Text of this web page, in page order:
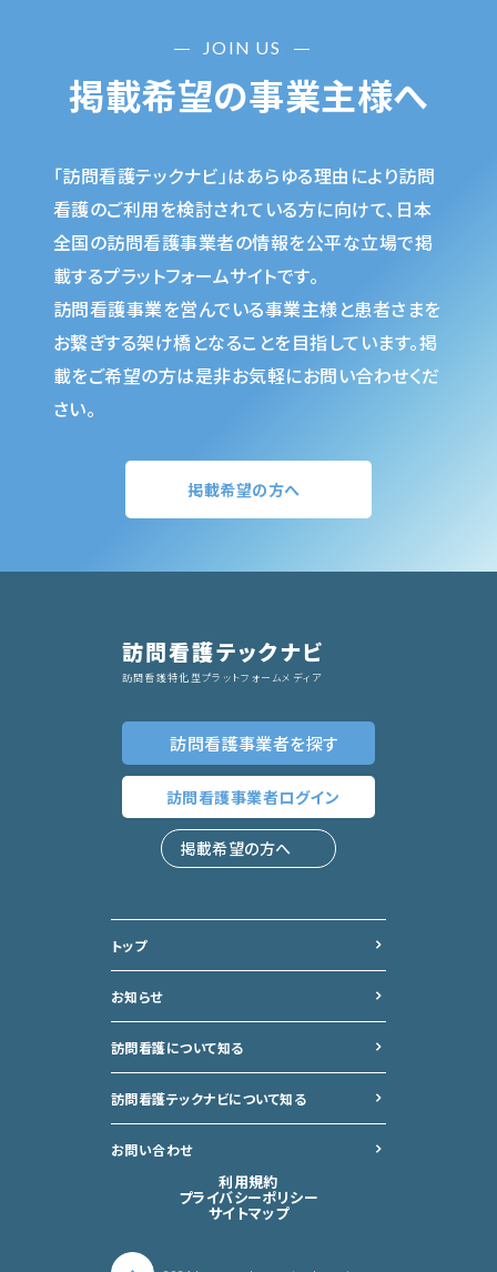
JOIN US
掲載希望の事業主様へ
「訪問看護テックナビ」はあらゆる理由により訪問
看護のご利用を検討されている方に向けて、日本
全国の訪問看護事業者の情報を公平な立場で掲
載するプラットフォームサイトです。
訪問看護事業を営んでいる事業主様と患者さまを
お繋ぎする架け橋となることを目指しています。掲
載をご希望の方は是非お気軽にお問い合わせくだ
さい。
掲載希望の方へ
訪問看護テックナビ
訪問看護特化型プラットフォームメディア
訪問看護事業者を探す
訪問看護事業者ログイン
掲載希望の方へ
トップ
お知らせ
訪問看護について知る
訪問看護テックナビについて知る
お問い合わせ
利用規約
プライバシーポリシー
サイトマップ